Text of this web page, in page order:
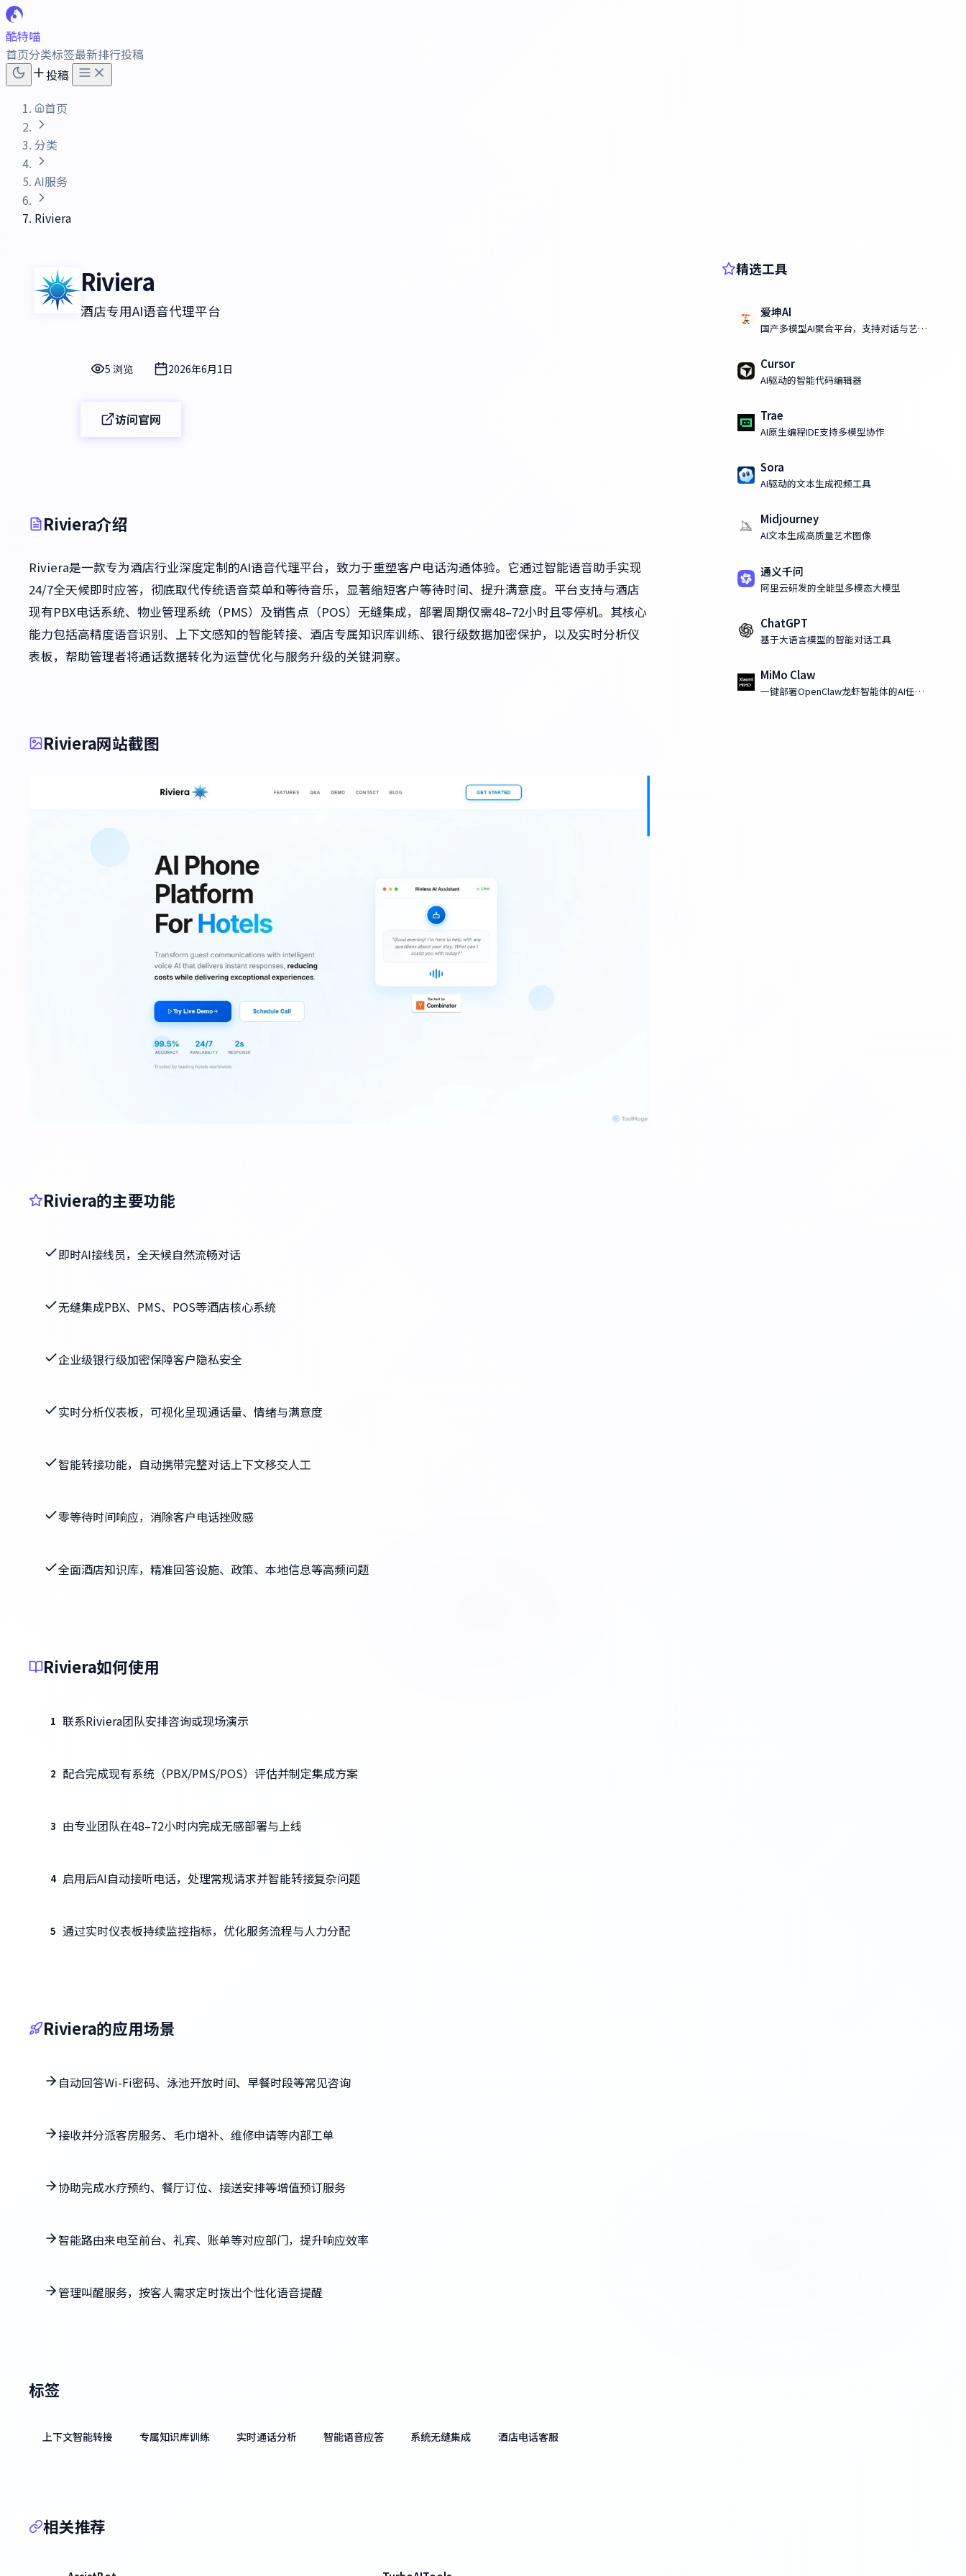
酷特喵
首页分类标签最新排行投稿
投稿
首页
分类
AI服务
Riviera
Riviera
酒店专用AI语音代理平台
5 浏览 2026年6月1日
访问官网
Riviera介绍
Riviera是一款专为酒店行业深度定制的AI语音代理平台，致力于重塑客户电话沟通体验。它通过智能语音助手实现
24/7全天候即时应答，彻底取代传统语音菜单和等待音乐，显著缩短客户等待时间、提升满意度。平台支持与酒店
现有PBX电话系统、物业管理系统（PMS）及销售点（POS）无缝集成，部署周期仅需48–72小时且零停机。其核心
能力包括高精度语音识别、上下文感知的智能转接、酒店专属知识库训练、银行级数据加密保护，以及实时分析仪
表板，帮助管理者将通话数据转化为运营优化与服务升级的关键洞察。
Riviera网站截图
Riviera的主要功能
即时AI接线员，全天候自然流畅对话
无缝集成PBX、PMS、POS等酒店核心系统
企业级银行级加密保障客户隐私安全
实时分析仪表板，可视化呈现通话量、情绪与满意度
智能转接功能，自动携带完整对话上下文移交人工
零等待时间响应，消除客户电话挫败感
全面酒店知识库，精准回答设施、政策、本地信息等高频问题
Riviera如何使用
1 联系Riviera团队安排咨询或现场演示
2 配合完成现有系统（PBX/PMS/POS）评估并制定集成方案
3 由专业团队在48–72小时内完成无感部署与上线
4 启用后AI自动接听电话，处理常规请求并智能转接复杂问题
5 通过实时仪表板持续监控指标，优化服务流程与人力分配
Riviera的应用场景
自动回答Wi-Fi密码、泳池开放时间、早餐时段等常见咨询
接收并分派客房服务、毛巾增补、维修申请等内部工单
协助完成水疗预约、餐厅订位、接送安排等增值预订服务
智能路由来电至前台、礼宾、账单等对应部门，提升响应效率
管理叫醒服务，按客人需求定时拨出个性化语音提醒
标签
上下文智能转接 专属知识库训练 实时通话分析 智能语音应答 系统无缝集成 酒店电话客服
相关推荐
精选工具
爱坤AI
国产多模型AI聚合平台，支持对话与艺术
Cursor
AI驱动的智能代码编辑器
Trae
AI原生编程IDE支持多模型协作
Sora
AI驱动的文本生成视频工具
Midjourney
AI文本生成高质量艺术图像
通义千问
阿里云研发的全能型多模态大模型
ChatGPT
基于大语言模型的智能对话工具
MiMo Claw
一键部署OpenClaw龙虾智能体的AI任务